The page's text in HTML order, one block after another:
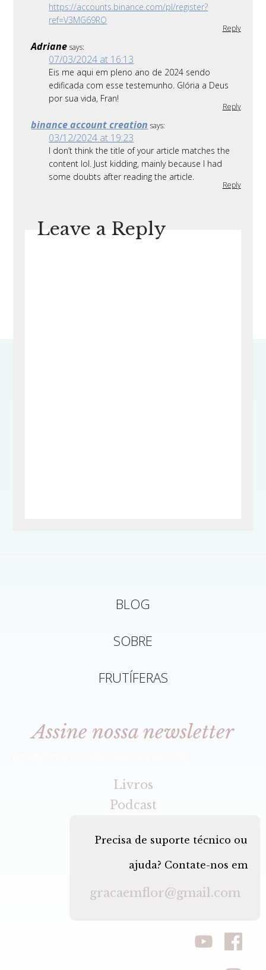
https://accounts.binance.com/pl/register?
ref=V3MG69RO
Reply
Adriane says:
07/03/2024 at 16:13
Eis me aqui em pleno ano de 2024 sendo
edificada com esse testemunho. Glória a Deus
por sua vida, Fran!
Reply
binance account creation says:
03/12/2024 at 19:23
I don’t think the title of your article matches the
content lol. Just kidding, mainly because I had
some doubts after reading the article.
Reply
Leave a Reply
BLOG
SOBRE
FRUTÍFERAS
Assine nossa newsletter
Livros
Podcast
Precisa de suporte técnico ou
ajuda? Contate-nos em
gracaemflor@gmail.com